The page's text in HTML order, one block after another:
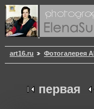
art16.ru Фотогалерея
первая